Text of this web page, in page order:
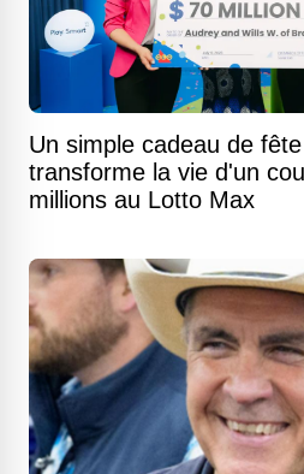
Un simple cadeau de
transforme la vie d'un
millions au Lotto Max